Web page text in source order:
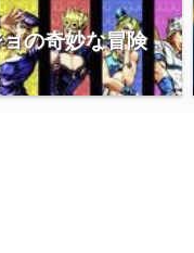
の奇妙な冒険